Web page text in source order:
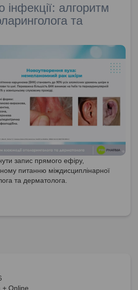
інфекції: алгоритм
та
запис прямого ефіру,
питанню міждисциплінарної
та дерматолога.
+ Online